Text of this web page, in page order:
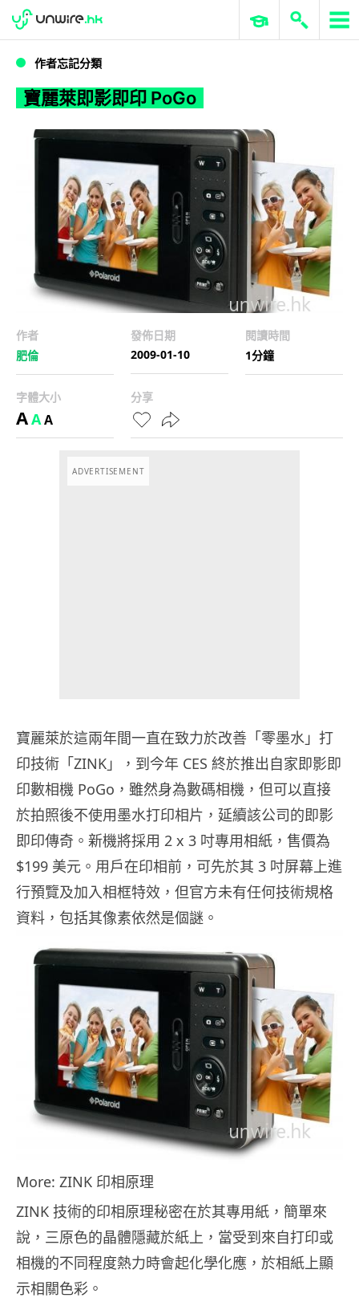
寶麗萊即影即印 PoGo
WWDC 2026 ERP 與商業 AI
作者忘記分類
寶麗萊即影即印 PoGo
作者
肥倫
發佈日期
2009-01-10
閱讀時間
1分鐘
字體大小
AAA
分享
ADVERTISEMENT
寶麗萊於這兩年間一直在致力於改善「零墨水」打
印技術「ZINK」，到今年 CES 終於推出自家即影即
印數相機 PoGo，雖然身為數碼相機，但可以直接
於拍照後不使用墨水打印相片，延續該公司的即影
即印傳奇。新機將採用 2 x 3 吋專用相紙，售價為
$199 美元。用戶在印相前，可先於其 3 吋屏幕上進
行預覽及加入相框特效，但官方未有任何技術規格
資料，包括其像素依然是個謎。
More: ZINK 印相原理
ZINK 技術的印相原理秘密在於其專用紙，簡單來
說，三原色的晶體隱藏於紙上，當受到來自打印或
相機的不同程度熱力時會起化學化應，於相紙上顯
示相關色彩。